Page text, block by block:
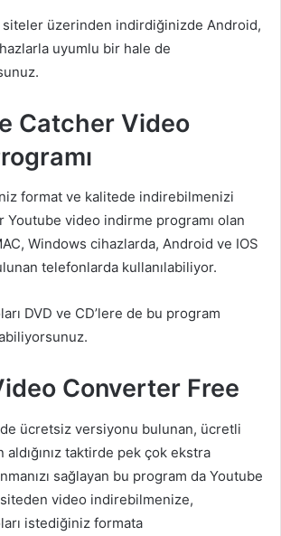
siteler üzerinden indirdiğinizde Android,
uyumlu bir hale de
Catcher Video
format ve kalitede indirebilmenizi
Youtube video indirme programı olan
Windows cihazlarda, Android ve IOS
telefonlarda kullanılabiliyor.
DVD ve CD’lere de bu program
Converter Free
ücretsiz versiyonu bulunan, ücretli
aldığınız taktirde pek çok ekstra
sağlayan bu program da Youtube
video indirebilmenize,
istediğiniz formata